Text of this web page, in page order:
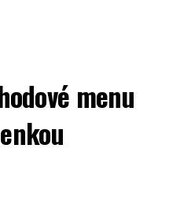
menu